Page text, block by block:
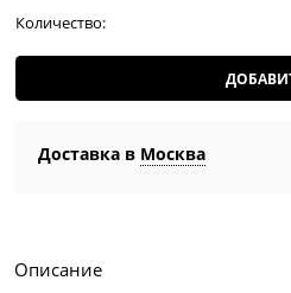
Количество:
Доставка в Москва
Описание